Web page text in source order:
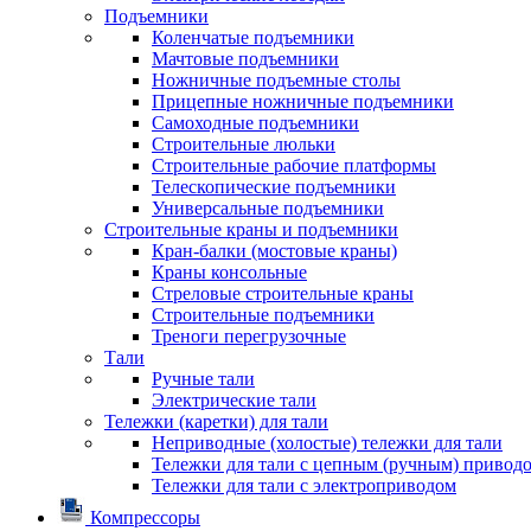
Подъемники
Коленчатые подъемники
Мачтовые подъемники
Ножничные подъемные столы
Прицепные ножничные подъемники
Самоходные подъемники
Строительные люльки
Строительные рабочие платформы
Телескопические подъемники
Универсальные подъемники
Строительные краны и подъемники
Кран-балки (мостовые краны)
Краны консольные
Стреловые строительные краны
Строительные подъемники
Треноги перегрузочные
Тали
Ручные тали
Электрические тали
Тележки (каретки) для тали
Неприводные (холостые) тележки для тали
Тележки для тали с цепным (ручным)
Тележки для тали с электроприводом
Компрессоры